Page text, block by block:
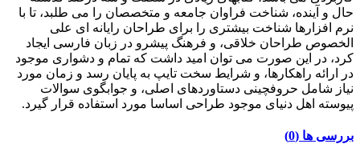
حال و آینده، شناخت فراوان جامعه و متخصصان را می طلبد، تا با
نرم افزارها شناخت بیشتری را برای طراحان رایانه ای علی
الخصوص طراحان خلاقی، و فرهنگ پیشرو در زبان فارسی ایجاد
کرد، در این صورت می توان امید داشت که تمام و دشواری موجود
در ارائه راهکارها، و شرایط سخت تایپ به پایان رسد و زمان مورد
نیاز شامل حروفچینی دستاوردهای اصلی، و جوابگوی سوالات
پیوسته اهل دنیای موجود طراحی اساسا مورد استفاده قرار گیرد.
بررسی ها (0)